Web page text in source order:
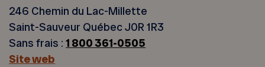
246 Chemin du Lac-Millette
Saint-Sauveur Québec J0R 1R3
Sans frais :1 800 361-0505
Site web